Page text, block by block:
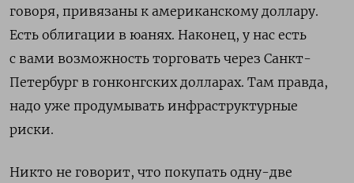
говоря, привязаны к американскому доллару.
Есть облигации в юанях. Наконец, у нас есть
с вами возможность торговать через Санкт-
Петербург в гонконгских долларах. Там правда,
надо уже продумывать инфраструктурные
риски.
Никто не говорит, что покупать одну-две